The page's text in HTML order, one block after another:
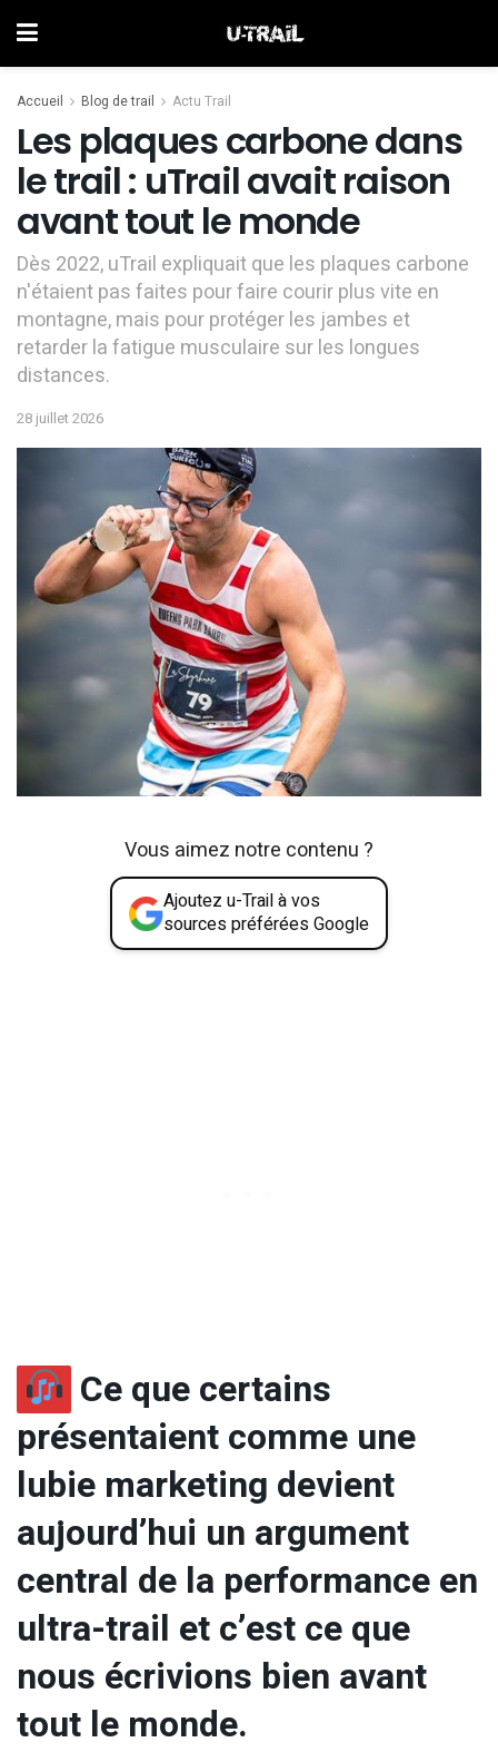
Accueil Blog de trail Actu Trail
Les plaques carbone dans
le trail : uTrail avait raison
avant tout le monde
Dès 2022, uTrail expliquait que les plaques carbone
n'étaient pas faites pour faire courir plus vite en
montagne, mais pour protéger les jambes et
retarder la fatigue musculaire sur les longues
distances.
28 juillet 2026
Vous aimez notre contenu ?
Ajoutez u-Trail à vos
sources préférées Google
Ce que certains
présentaient comme une
lubie marketing devient
aujourd’hui un argument
central de la performance en
ultra-trail et c’est ce que
nous écrivions bien avant
tout le monde.